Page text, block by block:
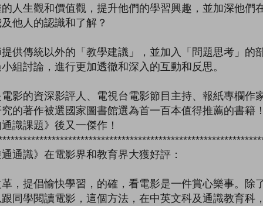
人生觀和價值觀，提升他們的學習興趣，並加深他們
他人的認識和了解？
供傳統以外的「教學建議」，並加入「問題思考」的
組討論，進行更加透徹和深入的互動和反思。
影的資深影評人、電視台電影節目主持、報紙專欄作
的著作被選國家圖書館選為首一百本值得推薦的書籍
識課題》後又一傑作！
通識》在電影界和教育界大獲好評：
，提倡愉快學習，的確，看電影是一件賞心樂事。除
同學閱讀電影，這個方法，在中英文科及通識教育科